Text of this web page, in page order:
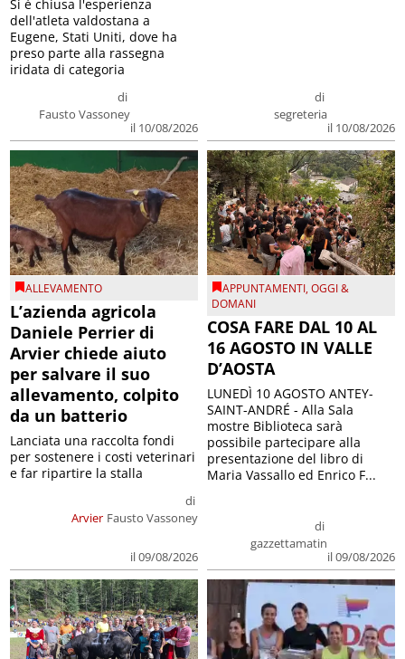
di
Fausto Vassoney
il 10/08/2026
Si è chiusa l'esperienza
dell'atleta valdostana a
Eugene, Stati Uniti, dove ha
preso parte alla rassegna
iridata di categoria
di
segreteria
il 10/08/2026
ALLEVAMENTO
L’azienda agricola
Daniele Perrier di
Arvier chiede aiuto
per salvare il suo
allevamento, colpito
da un batterio
Arvier
di
Fausto Vassoney
il 09/08/2026
Lanciata una raccolta fondi
per sostenere i costi veterinari
e far ripartire la stalla
APPUNTAMENTI,OGGI &
DOMANI
COSA FARE DAL 10 AL
16 AGOSTO IN VALLE
D’AOSTA
di
gazzettamatin
il 09/08/2026
LUNEDÌ 10 AGOSTO ANTEY-
SAINT-ANDRÉ - Alla Sala
mostre Biblioteca sarà
possibile partecipare alla
presentazione del libro di
Maria Vassallo ed Enrico F...